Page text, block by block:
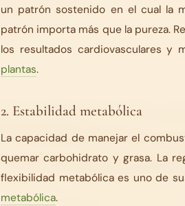
un patrón sostenido en el cual la
patrón importa más que la pureza.
los resultados cardiovasculares y
plantas.
2. Estabilidad metabólica
La capacidad de manejar el
quemar carbohidrato y grasa. La
flexibilidad metabólica es uno de
metabólica.